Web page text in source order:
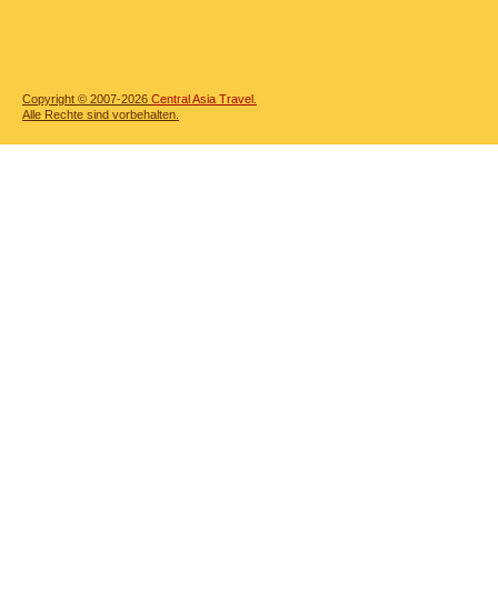
Copyright © 2007-2026 Central Asia Travel.
Alle Rechte sind vorbehalten.